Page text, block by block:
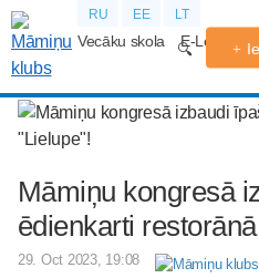
RU EE LT
Vecāku skola E-Lekcijas
Māmiņu kongresā
ēdienkarti
29. Oct 2023, 19:08